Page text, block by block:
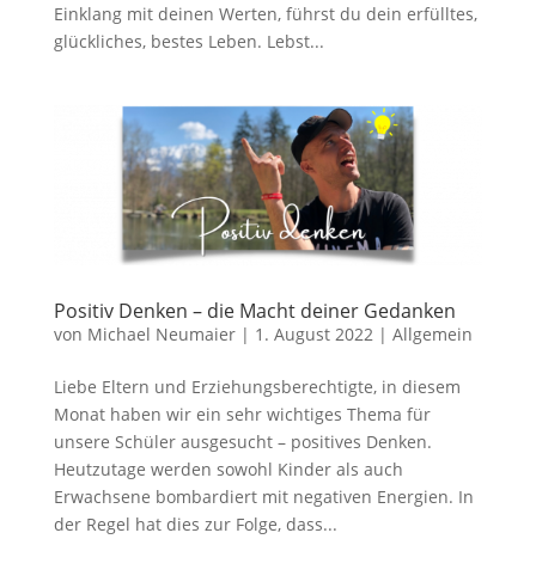
Einklang mit deinen Werten, führst du dein erfülltes,
glückliches, bestes Leben. Lebst...
Positiv Denken – die Macht deiner Gedanken
von Michael Neumaier| 1. August 2022 | Allgemein
Liebe Eltern und Erziehungsberechtigte, in diesem
Monat haben wir ein sehr wichtiges Thema für
unsere Schüler ausgesucht – positives Denken.
Heutzutage werden sowohl Kinder als auch
Erwachsene bombardiert mit negativen Energien. In
der Regel hat dies zur Folge, dass...